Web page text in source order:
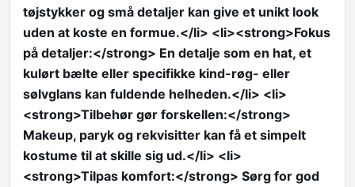
tøjstykker og små detaljer kan give et unikt look
uden at koste en formue.</li> <li><strong>Fokus
på detaljer:</strong> En detalje som en hat, et
kulørt bælte eller specifikke kind-røg- eller
sølvglans kan fuldende helheden.</li> <li>
<strong>Tilbehør gør forskellen:</strong>
Makeup, paryk og rekvisitter kan få et simpelt
kostume til at skille sig ud.</li> <li>
<strong>Tilpas komfort:</strong> Sørg for god